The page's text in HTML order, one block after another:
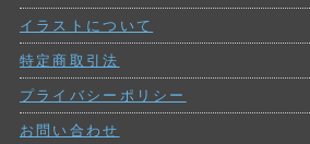
稿
イラストについて
特定商取引法
プライバシーポリシー
お問い合わせ